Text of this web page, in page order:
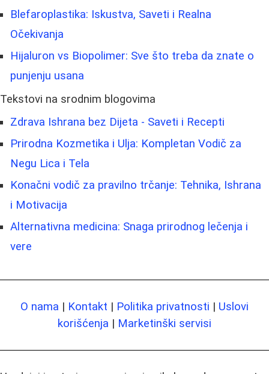
Blefaroplastika: Iskustva, Saveti i Realna
Očekivanja
Hijaluron vs Biopolimer: Sve što treba da znate o
punjenju usana
Tekstovi na srodnim blogovima
Zdrava Ishrana bez Dijeta - Saveti i Recepti
Prirodna Kozmetika i Ulja: Kompletan Vodič za
Negu Lica i Tela
Konačni vodič za pravilno trčanje: Tehnika, Ishrana
i Motivacija
Alternativna medicina: Snaga prirodnog lečenja i
vere
O nama | Kontakt | Politika privatnosti | Uslovi
korišćenja | Marketinški servisi